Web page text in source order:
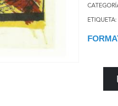
ETIQUETA: